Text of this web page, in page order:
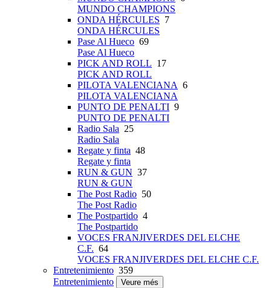
MUNDO CHAMPIONS
ONDA HÉRCULES 7
ONDA HÉRCULES
Pase Al Hueco 69
Pase Al Hueco
PICK AND ROLL 17
PICK AND ROLL
PILOTA VALENCIANA 6
PILOTA VALENCIANA
PUNTO DE PENALTI 9
PUNTO DE PENALTI
Radio Sala 25
Radio Sala
Regate y finta 48
Regate y finta
RUN & GUN 37
RUN & GUN
The Post Radio 50
The Post Radio
The Postpartido 4
The Postpartido
VOCES FRANJIVERDES DEL ELCHE
C.F. 64
VOCES FRANJIVERDES DEL ELCHE C.F.
Entretenimiento 359
Entretenimiento
Veure més